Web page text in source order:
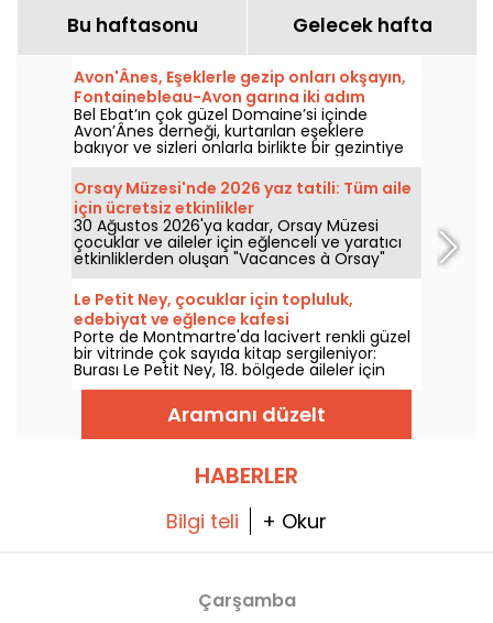
Bu haftasonu Gelecek hafta
Avon'Ânes, Eşeklerle gezip onları okşayın,
Fontainebleau-Avon garına iki adım
mesafede
Bel Ebat’ın çok güzel Domaine’si içinde
Avon’Ânes derneği, kurtarılan eşeklere
bakıyor ve sizleri onlarla birlikte bir gezintiye
çıkmaya davet ediyor.
Orsay Müzesi'nde 2026 yaz tatili: Tüm aile
için ücretsiz etkinlikler
30 Ağustos 2026'ya kadar, Orsay Müzesi
çocuklar ve aileler için eğlenceli ve yaratıcı
etkinliklerden oluşan "Vacances à Orsay"
programını sunuyor. Müzenin balo salonunda
kurulu olan bu düzenleme, müze giriş bileti
ibraz edildiğinde ücretsiz olarak erişilebiliyor.
Le Petit Ney, çocuklar için topluluk,
edebiyat ve eğlence kafesi
Porte de Montmartre'da lacivert renkli güzel
bir vitrinde çok sayıda kitap sergileniyor:
Burası Le Petit Ney, 18. bölgede aileler için
atölyeler, bir kafe alanı, kitaplar ve hepsinden
önemlisi küçükler için bir alan sunan bir
topluluk kafesi.Aramanı düzelt
HABERLER
Bilgi teli + Okur
Çarşamba